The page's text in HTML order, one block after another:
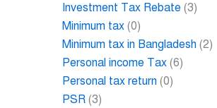
Investment Tax Rebate (3)
Minimum tax (0)
Minimum tax in Bangladesh (2)
Personal income Tax (6)
Personal tax return (0)
PSR (3)